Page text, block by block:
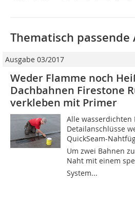
Thematisch passende
Ausgabe 03/2017
Weder Flamme noch
Dachbahnen Firestone
verkleben mit Primer
Alle wasserdichten
Detailanschlüsse
QuickSeam-
Um zwei Bahnen
Naht mit einem
System...